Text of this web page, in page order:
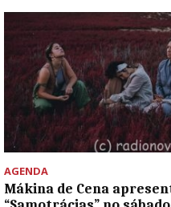
AGENDA
Mákina de Cena